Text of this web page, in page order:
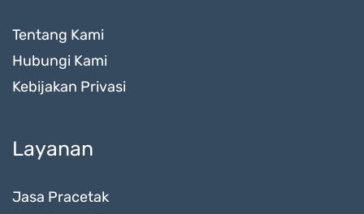
Tentang Kami
Hubungi Kami
Kebijakan Privasi
Layanan
Jasa Pracetak